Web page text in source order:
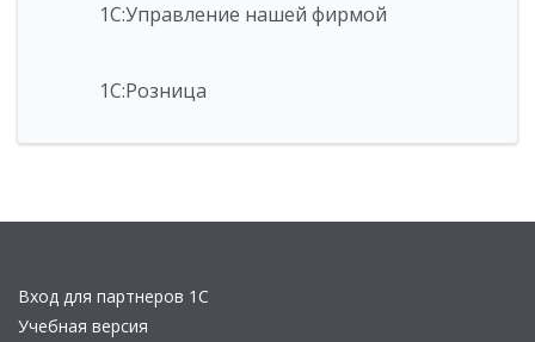
1С:Управление нашей фирмой
1С:Розница
Вход для партнеров 1С
Учебная версия